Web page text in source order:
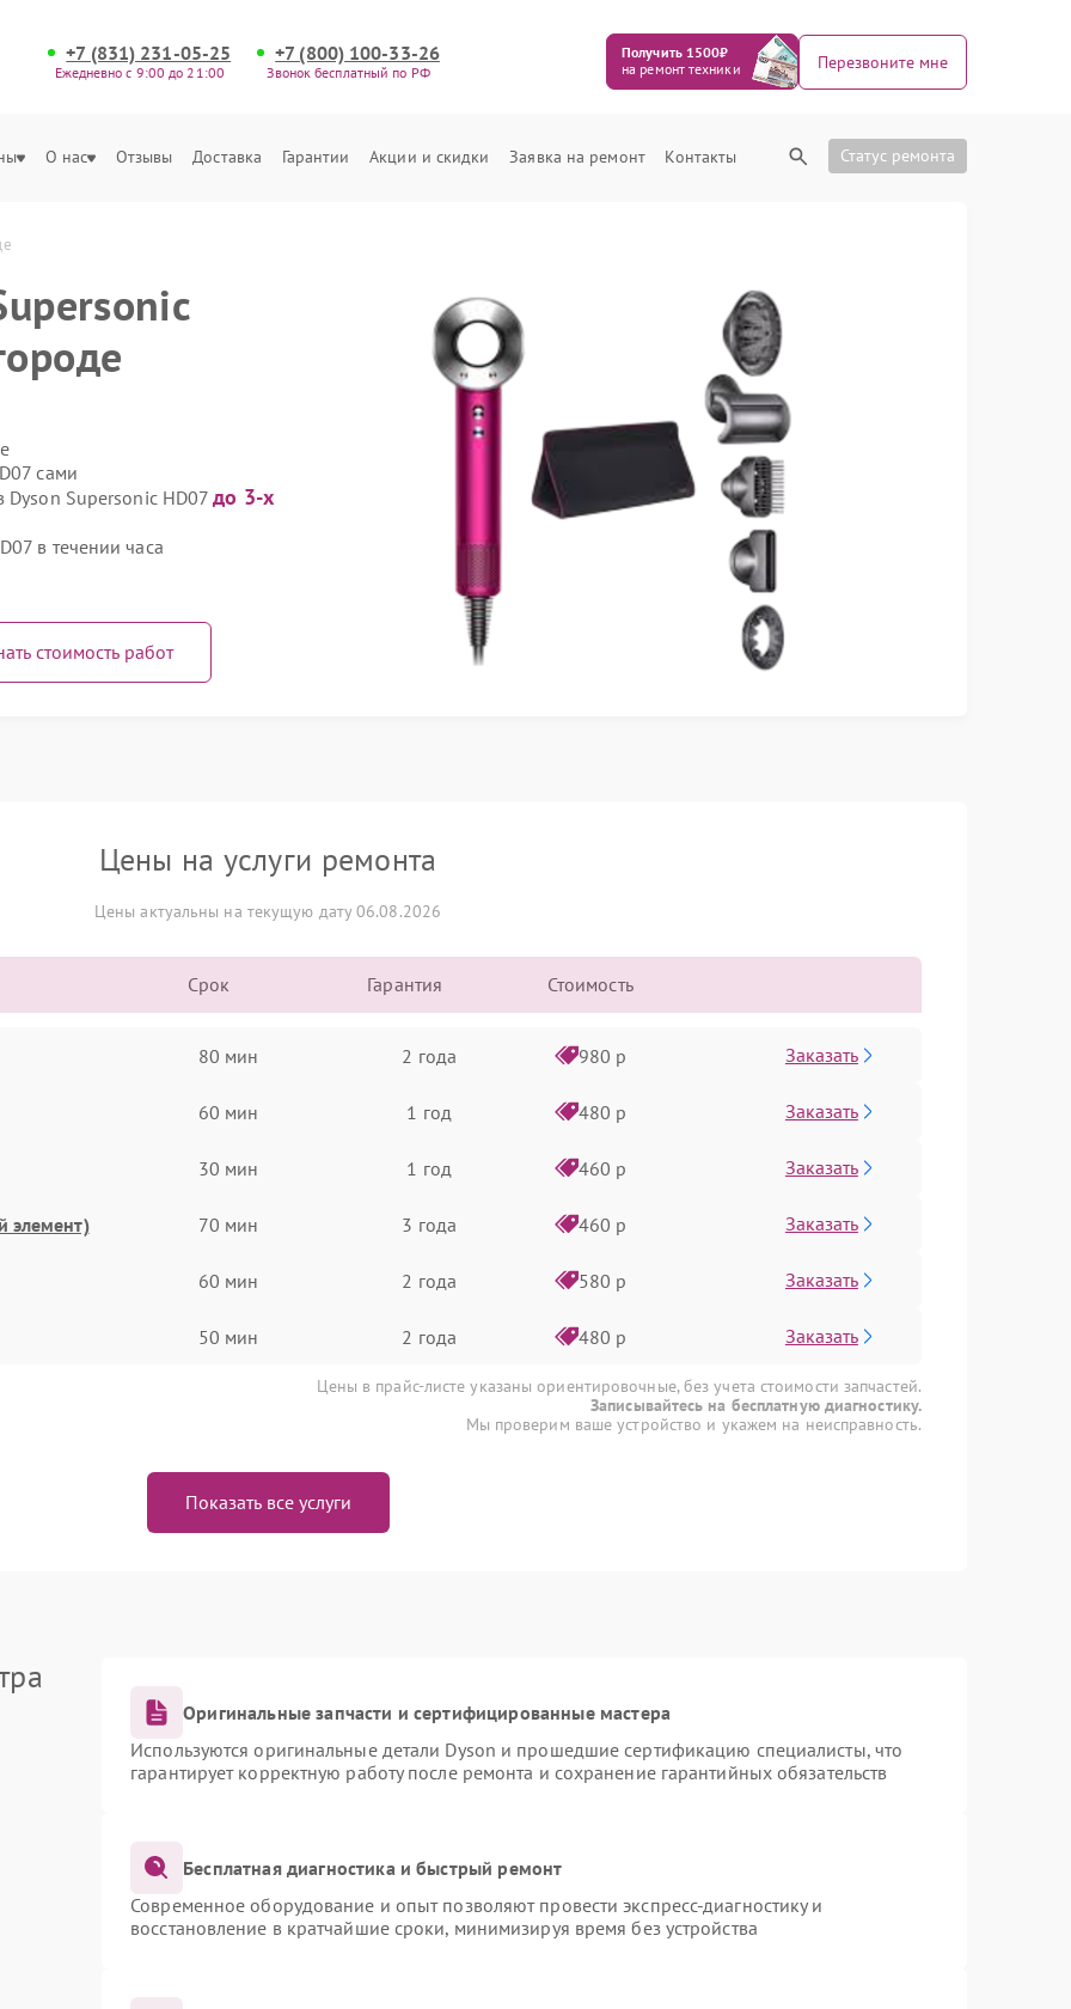
+7 (831) 231-05-25
Ежедневно с 9:00 до 21:00
+7 (800) 100-33-26
Звонок бесплатный по РФ
Получить 1500₽
на ремонт техники
Перезвоните мне
О нас Отзывы Доставка Гарантии Акции и скидки Заявка на ремонт Контакты Статус ремонта
сами
Dyson Supersonic HD07до 3-х
в течении часа
стоимость работ
Цены на услуги ремонта
Цены актуальны на текущую дату 06.08.2026
Срок Гарантия Стоимость
80 мин 2 года 980 р Заказать
60 мин 1 год 480 р Заказать
30 мин 1 год 460 р Заказать
элемент) 70 мин 3 года 460 р Заказать
60 мин 2 года 580 р Заказать
50 мин 2 года 480 р Заказать
Цены в прайс-листе указаны ориентировочные, без учета стоимости запчастей.
Записывайтесь на бесплатную диагностику.
Мы проверим ваше устройство и укажем на неисправность.
Показать все услуги
Оригинальные запчасти и сертифицированные мастера
Используются оригинальные детали Dyson и прошедшие сертификацию специалисты, что
гарантирует корректную работу после ремонта и сохранение гарантийных обязательств
Бесплатная диагностика и быстрый ремонт
Современное оборудование и опыт позволяют провести экспресс-диагностику и
восстановление в кратчайшие сроки, минимизируя время без устройства